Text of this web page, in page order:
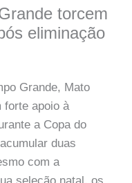
torcem
eliminação
Grande, Mato
forte apoio à
a Copa do
duas
com a
seleção natal, os